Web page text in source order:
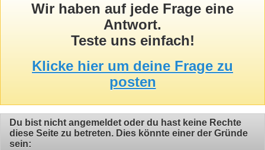
Wir haben auf jede Frage eine
Antwort.
Teste uns einfach!
Klicke hier um deine Frage zu
posten
Du bist nicht angemeldet oder du hast keine Rechte
diese Seite zu betreten. Dies könnte einer der Gründe
sein: